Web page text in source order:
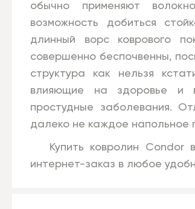
обычно применяют
возможность добиться
длинный ворс коврового
совершенно беспочвенны,
структура как нельзя
влияющие на здоровье и
простудные заболевания.
далеко не каждое напольное
Купить ковролин Condor
интернет-заказ в любое